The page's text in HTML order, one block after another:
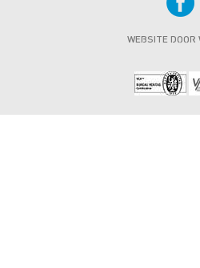
WEBSITE DOOR